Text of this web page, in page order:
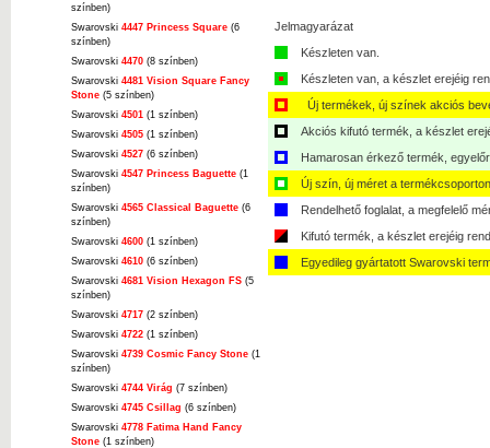
színben)
Swarovski 4447 Princess Square (6
színben)
Swarovski 4470 (8 színben)
Swarovski 4481 Vision Square Fancy
Stone (5 színben)
Swarovski 4501 (1 színben)
Swarovski 4505 (1 színben)
Swarovski 4527 (6 színben)
Swarovski 4547 Princess Baguette (1
színben)
Swarovski 4565 Classical Baguette (6
színben)
Swarovski 4600 (1 színben)
Swarovski 4610 (6 színben)
Swarovski 4681 Vision Hexagon FS (5
színben)
Swarovski 4717 (2 színben)
Swarovski 4722 (1 színben)
Swarovski 4739 Cosmic Fancy Stone (1
színben)
Swarovski 4744 Virág (7 színben)
Swarovski 4745 Csillag (6 színben)
Swarovski 4778 Fatima Hand Fancy
Stone (1 színben)
Jelmagyarázat
Készleten van.
Készleten van, a készlet erejéig
Új termékek, új színek akciós
Akciós kifutó termék, a készlet
Hamarosan érkező termék,
Új szín, új méret a
Rendelhető foglalat, a megfelelő
Kifutó termék, a készlet erejéig
Egyedileg gyártatott Swarovski